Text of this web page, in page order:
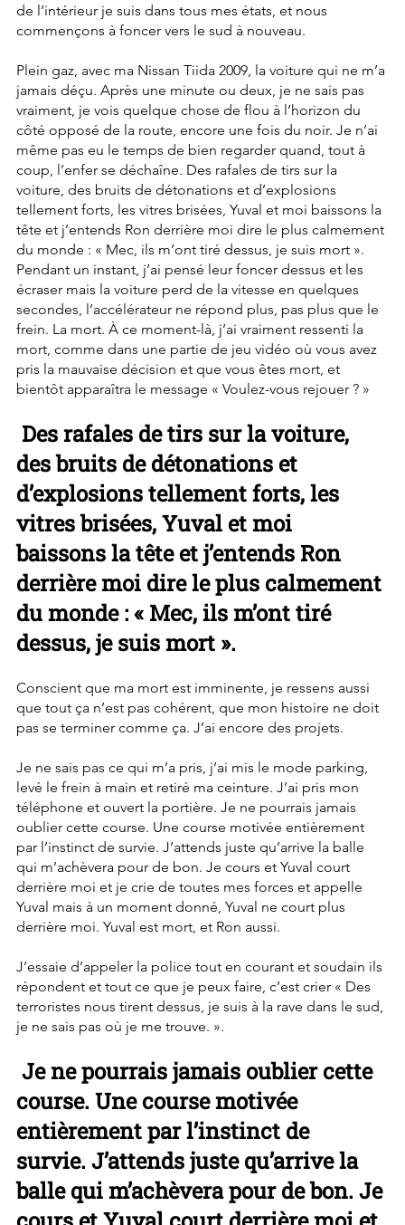
de l’intérieur je suis dans tous mes états, et nous
commençons à foncer vers le sud à nouveau.
Plein gaz, avec ma Nissan Tiida 2009, la voiture qui ne m’a
jamais déçu. Après une minute ou deux, je ne sais pas
vraiment, je vois quelque chose de flou à l’horizon du
côté opposé de la route, encore une fois du noir. Je n’ai
même pas eu le temps de bien regarder quand, tout à
coup, l’enfer se déchaîne. Des rafales de tirs sur la
voiture, des bruits de détonations et d’explosions
tellement forts, les vitres brisées, Yuval et moi baissons la
tête et j’entends Ron derrière moi dire le plus calmement
du monde : « Mec, ils m’ont tiré dessus, je suis mort ».
Pendant un instant, j’ai pensé leur foncer dessus et les
écraser mais la voiture perd de la vitesse en quelques
secondes, l’accélérateur ne répond plus, pas plus que le
frein. La mort. À ce moment-là, j’ai vraiment ressenti la
mort, comme dans une partie de jeu vidéo où vous avez
pris la mauvaise décision et que vous êtes mort, et
bientôt apparaîtra le message « Voulez-vous rejouer ? »
des bruits de détonations et
d’explosions tellement forts, les
vitres brisées, Yuval et moi
baissons la tête et j’entends Ron
derrière moi dire le plus calmement
du monde : « Mec, ils m’ont tiré
dessus, je suis mort ».
Conscient que ma mort est imminente, je ressens aussi
que tout ça n’est pas cohérent, que mon histoire ne doit
pas se terminer comme ça. J’ai encore des projets.
Je ne sais pas ce qui m’a pris, j’ai mis le mode parking,
levé le frein à main et retiré ma ceinture. J’ai pris mon
téléphone et ouvert la portière. Je ne pourrais jamais
oublier cette course. Une course motivée entièrement
par l’instinct de survie. J’attends juste qu’arrive la balle
qui m’achèvera pour de bon. Je cours et Yuval court
derrière moi et je crie de toutes mes forces et appelle
Yuval mais à un moment donné, Yuval ne court plus
derrière moi. Yuval est mort, et Ron aussi.
J’essaie d’appeler la police tout en courant et soudain ils
répondent et tout ce que je peux faire, c’est crier « Des
terroristes nous tirent dessus, je suis à la rave dans le sud,
je ne sais pas où je me trouve. ».
course. Une course motivée
entièrement par l’instinct de
survie. J’attends juste qu’arrive la
balle qui m’achèvera pour de bon. Je